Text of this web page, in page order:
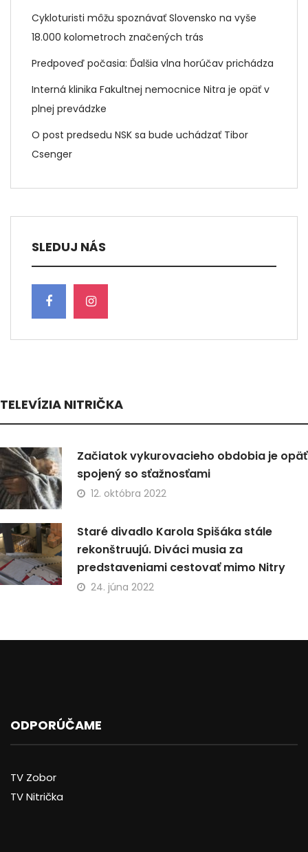
Cykloturisti môžu spoznávať Slovensko na vyše
18.000 kolometroch značených trás
Predpoveď počasia: Ďalšia vlna horúčav prichádza
Interná klinika Fakultnej nemocnice Nitra je opäť v
plnej prevádzke
O post predsedu NSK sa bude uchádzať Tibor
Csenger
SLEDUJ NÁS
TELEVÍZIA NITRIČKA
Začiatok vykurovacieho obdobia je opäť
spojený so sťažnosťami
12. októbra 2022
Staré divadlo Karola Spišáka stále
rekonštruujú. Diváci musia za
predstaveniami cestovať mimo Nitry
24. júna 2022
ODPORÚČAME
TV Zobor
TV Nitrička